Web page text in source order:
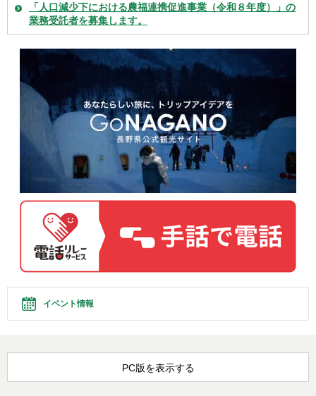
「人口減少下における農福連携促進事業（令和８年度）」の
業務受託者を募集します。
イベント情報
PC版を表示する